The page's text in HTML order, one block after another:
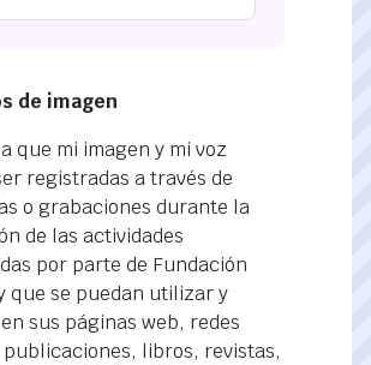
de imagen
que mi imagen y mi voz
registradas a través de
o grabaciones durante la
de las actividades
por parte de Fundación
que se puedan utilizar y
sus páginas web, redes
libros, revistas,